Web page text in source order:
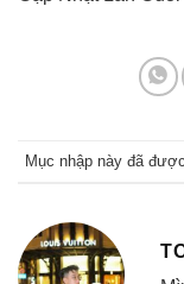
Mục nhập này đã